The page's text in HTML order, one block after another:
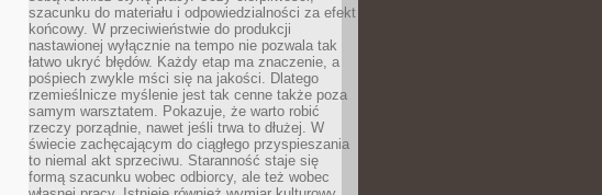
szacunku do materiału i odpowiedzialności za efekt
końcowy. W przeciwieństwie do produkcji
nastawionej wyłącznie na tempo nie pozwala tak
łatwo ukryć błędów. Każdy etap ma znaczenie, a
pośpiech zwykle mści się na jakości. Dlatego
rzemieślnicze myślenie jest tak cenne także poza
samym warsztatem. Pokazuje, że warto robić
rzeczy porządnie, nawet jeśli trwa to dłużej. W
świecie zachęcającym do ciągłego przyspieszania
to niemal akt sprzeciwu. Staranność staje się
formą szacunku wobec odbiorcy, ale też wobec